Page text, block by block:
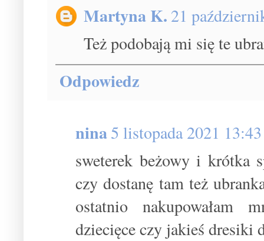
Martyna K. 21
Też podobają mi się te
Odpowiedz
nina5 listopada 2021 13:43
sweterek beżowy i krótka
czy dostanę tam też
ostatnio nakupowałam
dziecięce czy jakieś dresiki